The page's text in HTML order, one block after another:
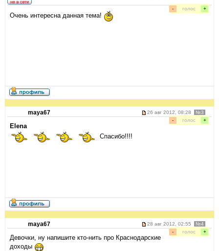
- голос +
Очень интересна данная тема!
maya67 26 авг 2012, 08:28
№3
-
голос +
Elena
Спасибо!!!!
maya67 28 авг 2012, 02:55
№4
-
голос +
Девочки, ну напишите кто-нить про Краснодарские
доходы